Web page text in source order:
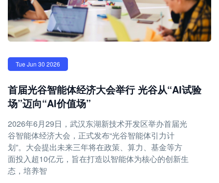
Tue Jun 30 2026
首届光谷智能体经济大会举行 光谷从“AI试验
场”迈向“AI价值场”
2026年6月29日，武汉东湖新技术开发区举办首届光
谷智能体经济大会，正式发布“光谷智能体引力计
划”。大会提出未来三年将在政策、算力、基金等方
面投入超10亿元，旨在打造以智能体为核心的创新生
态，培养智